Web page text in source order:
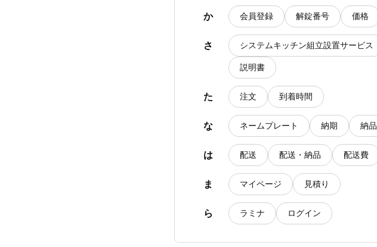
か 会員登録 解錠番号 価格
さ システムキッチン組立設置サービス
説明書
た 注文 到着時間
な ネームプレート 納期 納品
は 配送 配送・納品 配送費
ま マイページ 見積り
ら ラミナ ログイン